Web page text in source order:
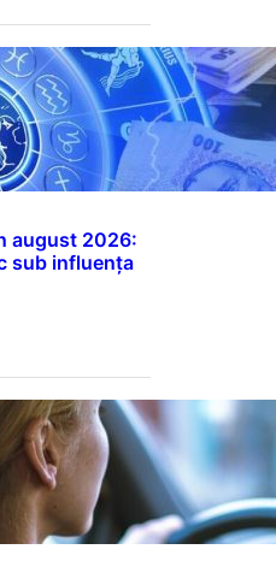
august 2026:
sub influența